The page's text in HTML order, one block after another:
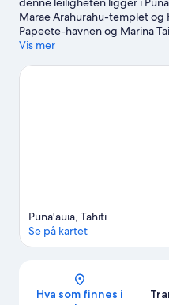
Marae Arahurahu-templet og
Papeete-havnen og Marina
aktiviteter.
Se flere leiligheter i
Vis mer
Puna'auia, Tahiti
Se på kartet
Hva som finnes i